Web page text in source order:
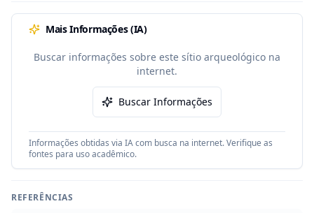
Mais Informações (IA)
Buscar informações sobre este sítio arqueológico na
internet.
Buscar Informações
Informações obtidas via IA com busca na internet. Verifique as
fontes para uso acadêmico.
REFERÊNCIAS